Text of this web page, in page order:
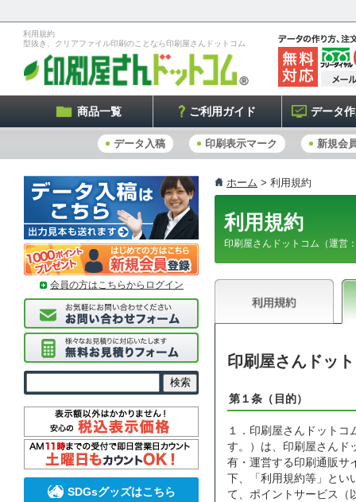
利用規約
型抜き、クリアファイル印刷のことなら印刷屋さんドットコム
商品一覧 ご利用ガイド データ
データ入稿 印刷表示マーク 新規会
ホーム > 利用規約
利用規約
印刷屋さんドットコム（運営
印刷屋さんドッ
第１条（目的）
１．印刷屋さんドット
す。）は、印刷屋さんド
有・運営する印刷通販サ
下、「利用規約等」とい
て、ポイントサービス（
会員の方はこちらからログイン
SDGsグッズはこちら